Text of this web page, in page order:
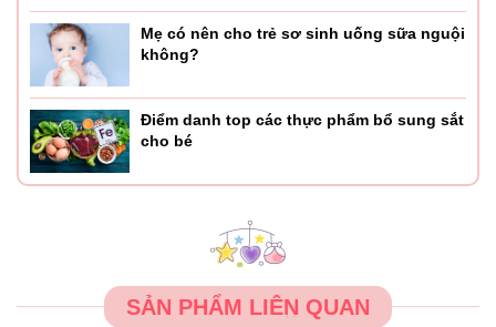
Mẹ có nên cho trẻ sơ sinh uống sữa nguội
không?
Điểm danh top các thực phẩm bổ sung sắt
cho bé
SẢN PHẨM LIÊN QUAN